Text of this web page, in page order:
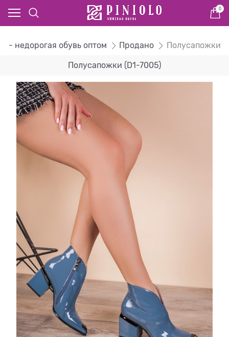
0
- недорогая обувь оптом Продано Полусапожки
Полусапожки (D1-7005)